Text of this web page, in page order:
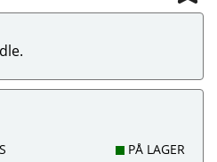
PÅ LAGER